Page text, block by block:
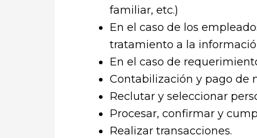
familiar, etc.)
En el caso de los
tratamiento a la
En el caso de
Contabilización y pago de
Reclutar y seleccionar
Procesar, confirmar y
Realizar transacciones.